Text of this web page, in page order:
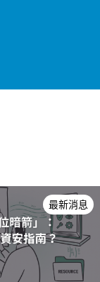
最新消息